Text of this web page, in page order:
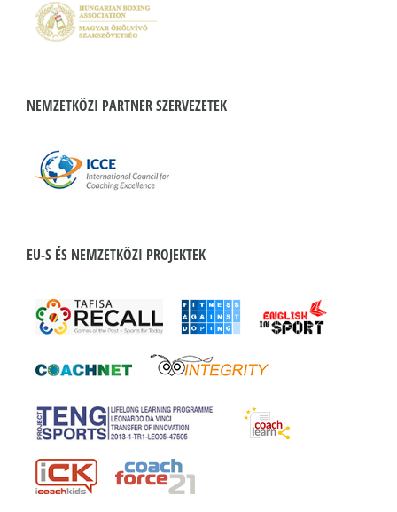
NEMZETKÖZI PARTNER SZERVEZETEK
EU-S ÉS NEMZETKÖZI PROJEKTEK